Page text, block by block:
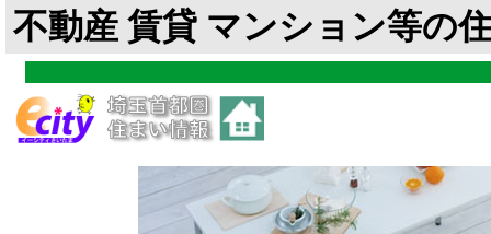
不動産 賃貸 マンション等の